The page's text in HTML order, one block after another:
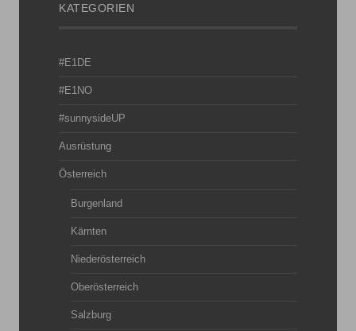
KATEGORIEN
#E1DE
#E1NO
#sunnysideUP
Ausrüstung
Österreich
Burgenland
Kärnten
Niederösterreich
Oberösterreich
Salzburg